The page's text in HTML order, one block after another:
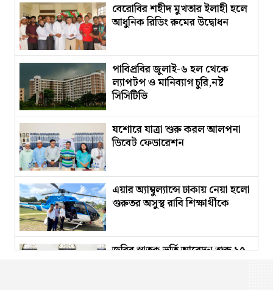
বেরোবির শহীদ মুখতার ইলাহী হলে
আধুনিক রিডিং রুমের উদ্বোধন
পাবিপ্রবির জুলাই-৬ হল থেকে
ল্যাপটপ ও মানিব্যাগ চুরি,নষ্ট
সিসিটিভি
যশোরে যাত্রা শুরু করল আলপনা
ডিবেট ফেডারেশন
এয়ার অ্যাম্বুল্যান্সে ঢাকায় নেয়া হলো
গুরুতর অসুস্থ রাবি শিক্ষার্থীকে
জবির স্নাতক ভর্তি আবেদন শুরু ১৫